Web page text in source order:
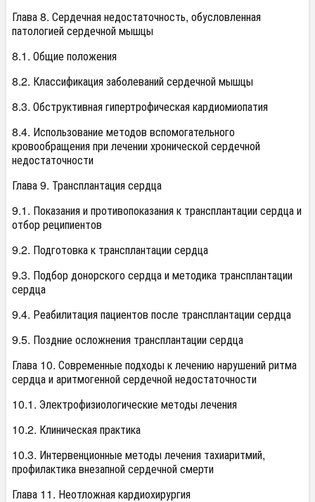
Глава 8. Сердечная недостаточность, обусловленная
патологией сердечной мышцы
8.1. Общие положения
8.2. Классификация заболеваний сердечной мышцы
8.3. Обструктивная гипертрофическая кардиомиопатия
8.4. Использование методов вспомогательного
кровообращения при лечении хронической сердечной
недостаточности
Глава 9. Трансплантация сердца
9.1. Показания и противопоказания к трансплантации сердца и
отбор реципиентов
9.2. Подготовка к трансплантации сердца
9.3. Подбор донорского сердца и методика трансплантации
сердца
9.4. Реабилитация пациентов после трансплантации сердца
9.5. Поздние осложнения трансплантации сердца
Глава 10. Современные подходы к лечению нарушений ритма
сердца и аритмогенной сердечной недостаточности
10.1. Электрофизиологические методы лечения
10.2. Клиническая практика
10.3. Интервенционные методы лечения тахиаритмий,
профилактика внезапной сердечной смерти
Глава 11. Неотложная кардиохирургия